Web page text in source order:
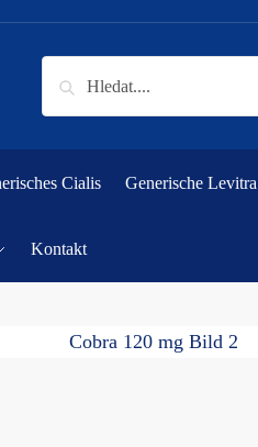
nach:
Cialis Generische Levitra
Kontakt